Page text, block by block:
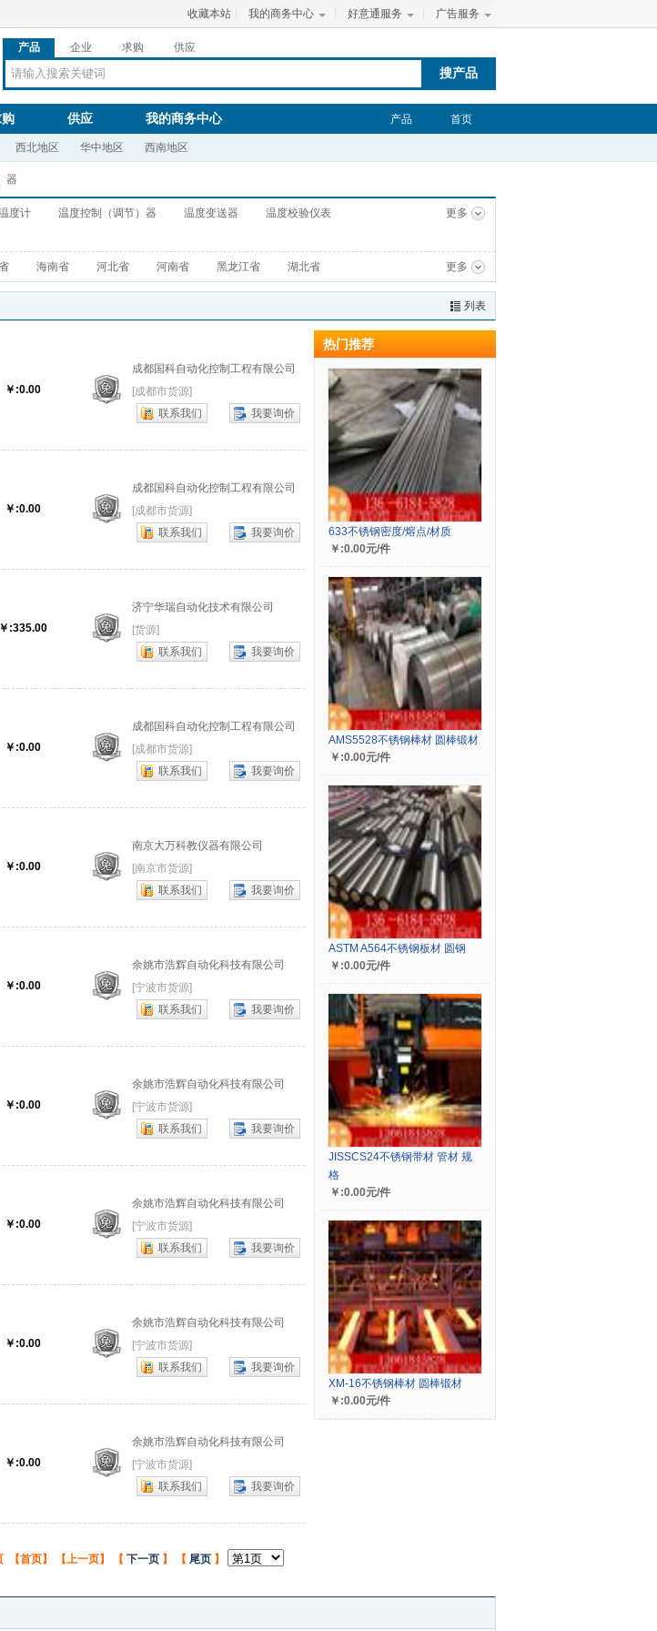
收藏本站 我的商务中心 好意通服务 广告服务
产品 企业 求购 供应
搜产品
首页
产品
供应 我的商务中心
西北地区 华中地区 西南地区
器
更多
度计 温度控制（调节）器 温度变送器
温度校验仪表
更多
海南省 河北省 河南省 黑龙江省 湖北省
列表
￥:0.00
成都国科自动化控制工程有限公司
[成都市货源]
联系我们
我要询价
￥:0.00
成都国科自动化控制工程有限公司
[成都市货源]
联系我们
我要询价
￥:335.00
济宁华瑞自动化技术有限公司
[货源]
联系我们
我要询价
￥:0.00
成都国科自动化控制工程有限公司
[成都市货源]
联系我们
我要询价
￥:0.00
南京大万科教仪器有限公司
[南京市货源]
联系我们
我要询价
￥:0.00
余姚市浩辉自动化科技有限公司
[宁波市货源]
联系我们
我要询价
￥:0.00
余姚市浩辉自动化科技有限公司
[宁波市货源]
联系我们
我要询价
￥:0.00
余姚市浩辉自动化科技有限公司
[宁波市货源]
联系我们
我要询价
￥:0.00
余姚市浩辉自动化科技有限公司
[宁波市货源]
联系我们
我要询价
￥:0.00
余姚市浩辉自动化科技有限公司
[宁波市货源]
联系我们
我要询价
【首页】 【上一页】 【 下一页 】 【 尾页 】
热门推荐
633不锈钢密度/熔点/材质
￥:0.00元/件
AMS5528不锈钢棒材 圆棒锻材
￥:0.00元/件
ASTM A564不锈钢板材 圆钢
￥:0.00元/件
JISSCS24不锈钢带材 管材 规
格
￥:0.00元/件
XM-16不锈钢棒材 圆棒锻材
￥:0.00元/件